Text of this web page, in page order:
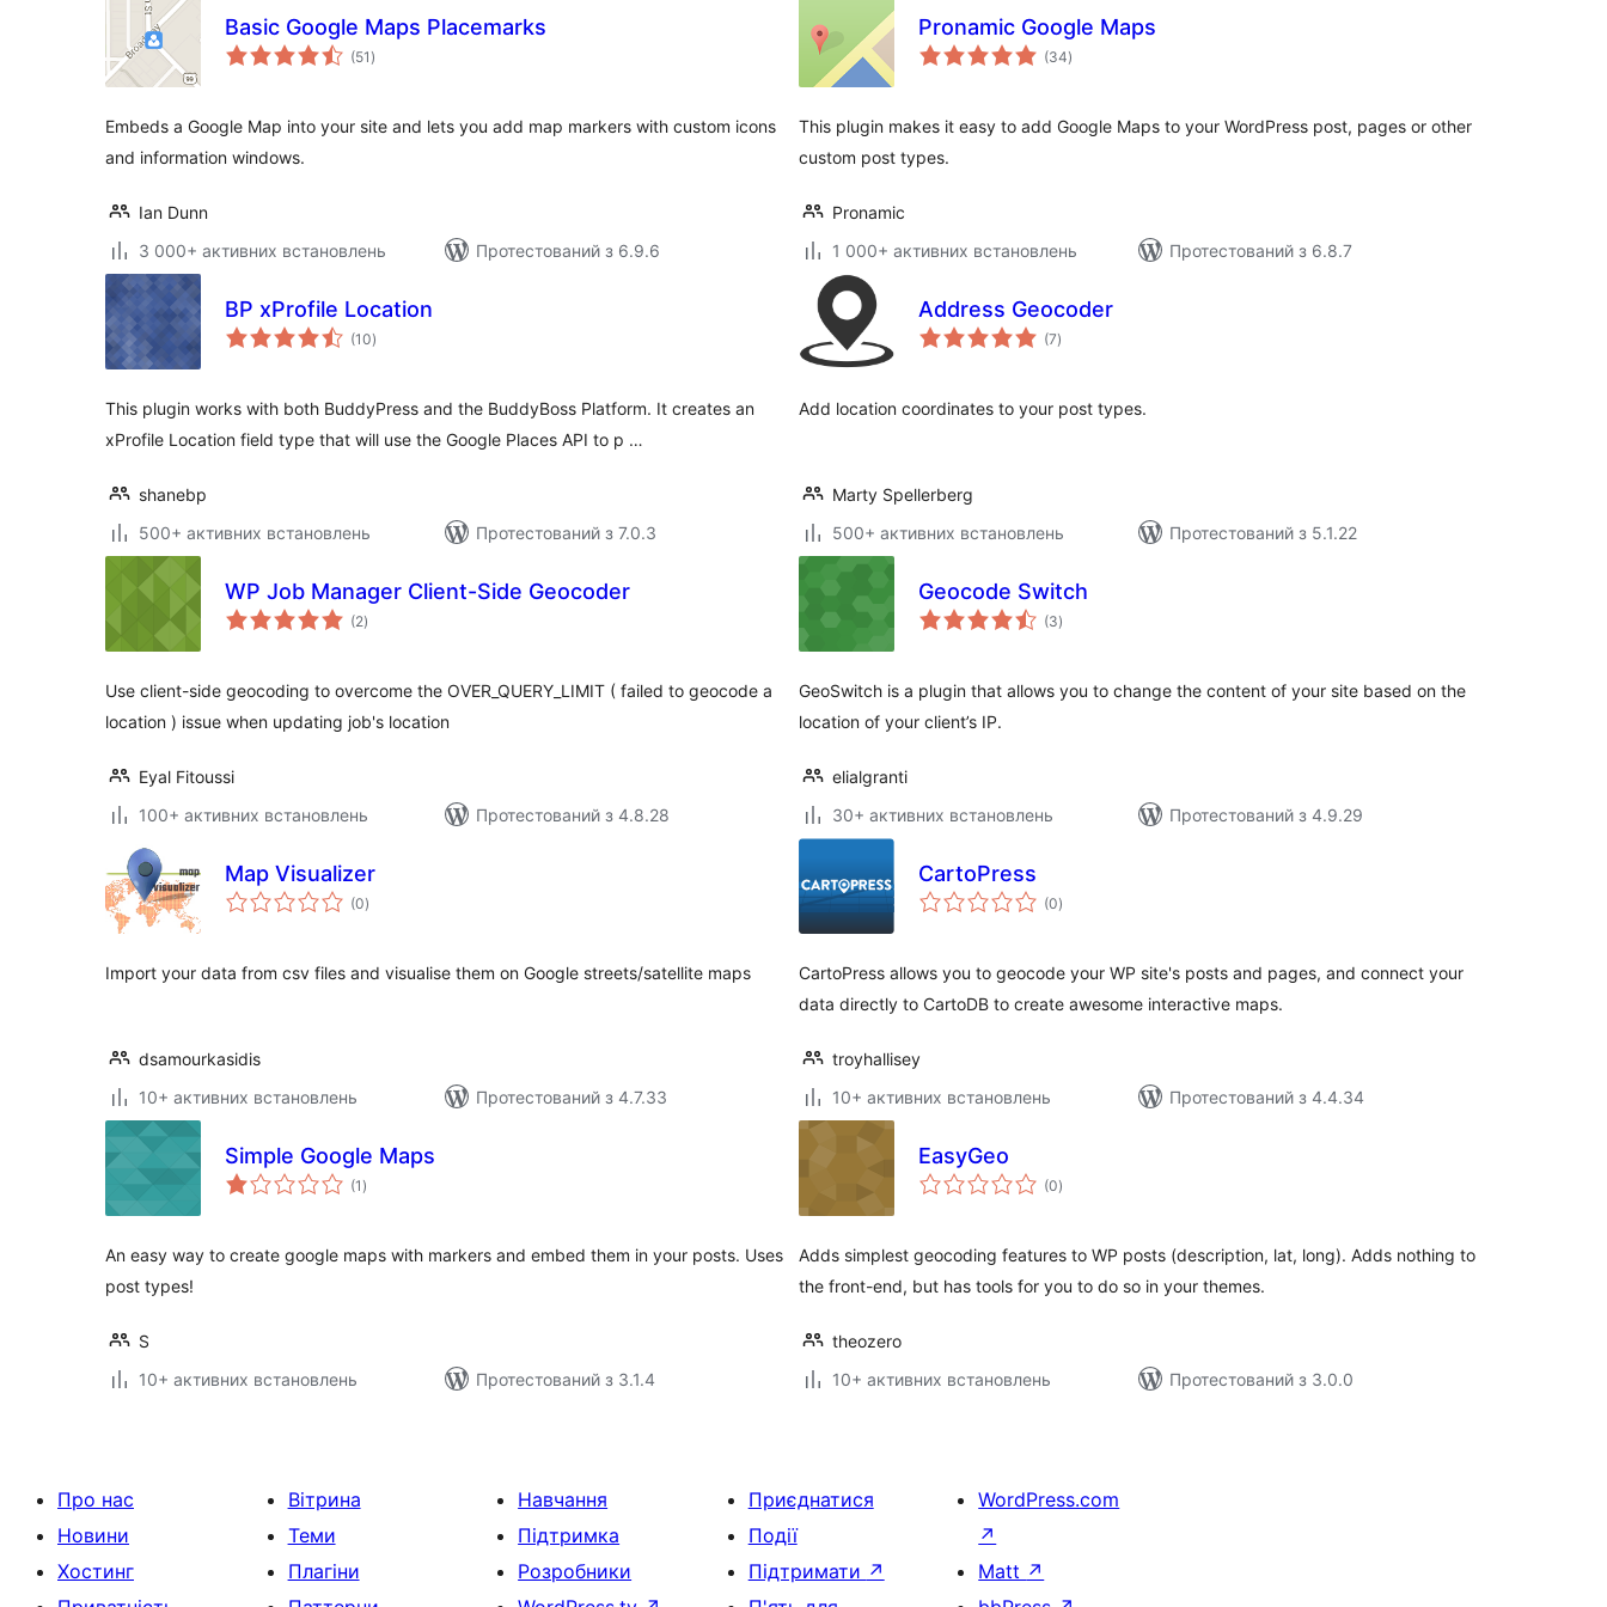
Basic Google Maps Placemarks
(51 загальний
рейтинг
)
Embeds a Google Map into your site and lets you add map markers with custom icons
and information windows.
Ian Dunn
3 000+ активних встановлень
Протестований з 6.9.6
Pronamic Google Maps
(34загальний
рейтинг
)
This plugin makes it easy to add Google Maps to your WordPress post, pages or other
custom post types.
Pronamic
1 000+ активних встановлень
Протестований з 6.8.7
BP xProfile Location
(10загальний
рейтинг
)
This plugin works with both BuddyPress and the BuddyBoss Platform. It creates an
xProfile Location field type that will use the Google Places API to p …
shanebp
500+ активних встановлень
Протестований з 7.0.3
Address Geocoder
(7загальний
рейтинг
)
Add location coordinates to your post types.
Marty Spellerberg
500+ активних встановлень
Протестований з 5.1.22
WP Job Manager Client-Side Geocoder
(2загальний
рейтинг
)
Use client-side geocoding to overcome the OVER_QUERY_LIMIT ( failed to geocode a
location ) issue when updating job's location
Eyal Fitoussi
100+ активних встановлень
Протестований з 4.8.28
Geocode Switch
(3загальний
рейтинг
)
GeoSwitch is a plugin that allows you to change the content of your site based on the
location of your client’s IP.
elialgranti
30+ активних встановлень
Протестований з 4.9.29
Map Visualizer
(0загальний
рейтинг
)
Import your data from csv files and visualise them on Google streets/satellite maps
dsamourkasidis
10+ активних встановлень
Протестований з 4.7.33
CartoPress
(0загальний
рейтинг
)
CartoPress allows you to geocode your WP site's posts and pages, and connect your
data directly to CartoDB to create awesome interactive maps.
troyhallisey
10+ активних встановлень
Протестований з 4.4.34
Simple Google Maps
(1 загальний
рейтинг
)
An easy way to create google maps with markers and embed them in your posts. Uses
post types!
S
10+ активних встановлень
Протестований з 3.1.4
EasyGeo
(0загальний
рейтинг
)
Adds simplest geocoding features to WP posts (description, lat, long). Adds nothing to
the front-end, but has tools for you to do so in your themes.
theozero
10+ активних встановлень
Протестований з 3.0.0
Про нас
Новини
Хостинг
Вітрина
Теми
Плагіни
Навчання
Підтримка
Розробники
Приєднатися
Події
Підтримати ↗
WordPress.com
↗
Matt ↗